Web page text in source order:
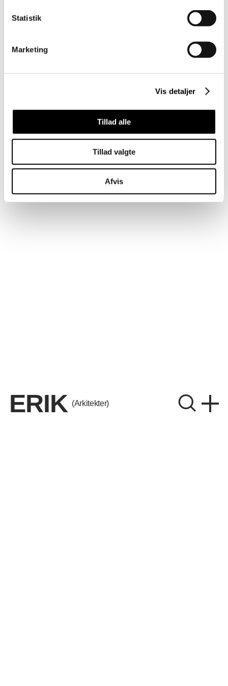
Statistik
Marketing
Vis detaljer
Tillad alle
Tillad valgte
Afvis
ERIK (Arkitekter)